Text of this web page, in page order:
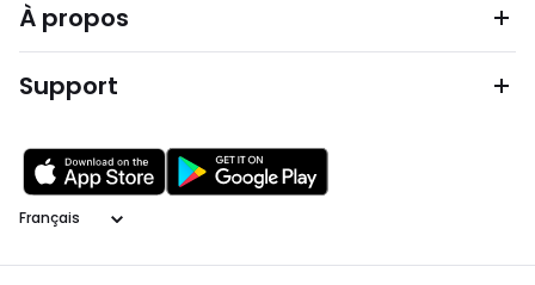
À propos
Support
Langage